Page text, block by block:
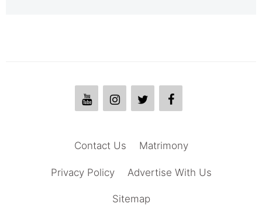
Matrimony
Contact Us
Advertise With Us
Privacy Policy
Sitemap